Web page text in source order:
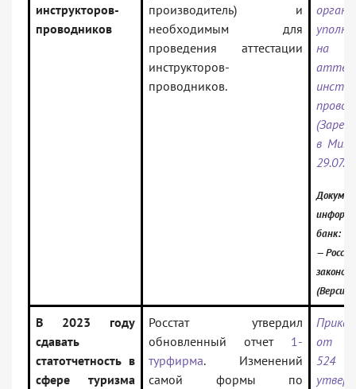
инструкторов-
проводников
производитель) и
необходимым для
проведения аттестации
инструкторов-
проводников.
на
в
банк:
—
(Версия
В 2023 году
сдавать
статотчетность в
сфере туризма
Росстат утвердил
обновленный отчет 1-
турфирма. Изменений
самой формы по
от